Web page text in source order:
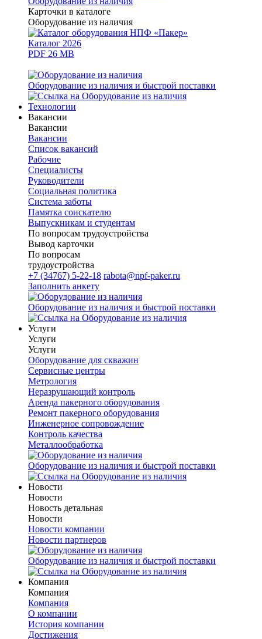
Карточки в каталоге
Оборудование из наличия
Каталог 2026
PDF 26 MB
Оборудование из наличия и быстрой поставки
Технологии
Вакансии
Вакансии
Вакансии
Список вакансий
Рабочие
Специалисты
Руководители
Cоциальная политика
Система заботы
Памятка соискателю
Выпускникам и студентам
По вопросам трудоустройства
Вывод карточки
По вопросам
трудоустройства
+7 (34767) 5-22-18 rabota@npf-paker.ru
Заполнить анкету
Оборудование из наличия и быстрой поставки
Услуги
Услуги
Услуги
Оборудование для скважин
Сервисные центры
Метрология
Неразрушающий контроль
Аренда пакерного оборудования
Ремонт пакерного оборудования
Инженерное сопровождение
Контроль качества
Металлообработка
Оборудование из наличия и быстрой поставки
Новости
Новости
Новость детальная
Новости
Новости компании
Новости партнеров
Оборудование из наличия и быстрой поставки
Компания
Компания
Компания
О компании
История компании
Достижения